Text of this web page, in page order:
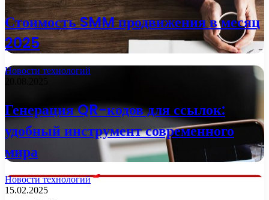
Стоимость SMM продвижения в месяц
2025
Новости технологий
Генерация QR-кодов для ссылок:
удобный инструмент современного
мира
Новости технологий
15.02.2025